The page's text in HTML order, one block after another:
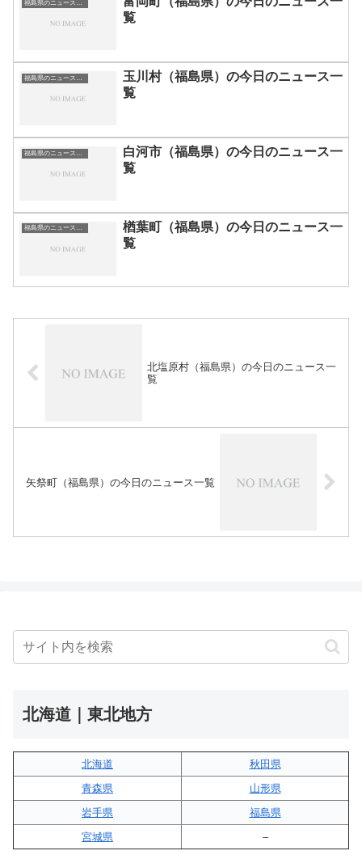
覧
玉川村（福島県）の今日のニュース一
覧
白河市（福島県）の今日のニュース一
覧
福島県のニュース一覧
楢葉町（福島県）の今日のニュース一
覧
北塩原村（福島県）の今日のニュース一
覧
矢祭町（福島県）の今日のニュース一覧
北海道｜東北地方
北海道
秋田県
青森県
山形県
岩手県
福島県
宮城県
–